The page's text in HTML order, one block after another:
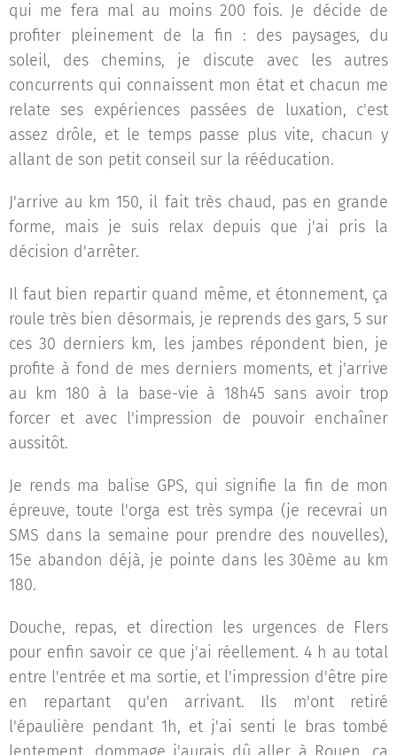
qui me fera mal au moins 200 fois. Je décide de
profiter pleinement de la fin : des paysages, du
soleil, des chemins, je discute avec les autres
concurrents qui connaissent mon état et chacun me
relate ses expériences passées de luxation, c'est
assez drôle, et le temps passe plus vite, chacun y
allant de son petit conseil sur la rééducation.
J'arrive au km 150, il fait très chaud, pas en grande
forme, mais je suis relax depuis que j'ai pris la
décision d'arrêter.
Il faut bien repartir quand même, et étonnement, ça
roule très bien désormais, je reprends des gars, 5 sur
ces 30 derniers km, les jambes répondent bien, je
profite à fond de mes derniers moments, et j'arrive
au km 180 à la base-vie à 18h45 sans avoir trop
forcer et avec l'impression de pouvoir enchaîner
aussitôt.
Je rends ma balise GPS, qui signifie la fin de mon
épreuve, toute l'orga est très sympa (je recevrai un
SMS dans la semaine pour prendre des nouvelles),
15e abandon déjà, je pointe dans les 30ème au km
180.
Douche, repas, et direction les urgences de Flers
pour enfin savoir ce que j'ai réellement. 4 h au total
entre l'entrée et ma sortie, et l'impression d'être pire
en repartant qu'en arrivant. Ils m'ont retiré
l'épaulière pendant 1h, et j'ai senti le bras tombé